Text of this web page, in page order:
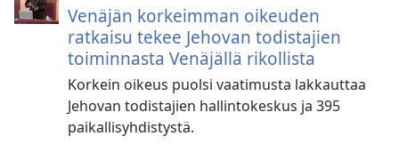
Venäjän korkeimman oikeuden
ratkaisu tekee Jehovan todistajien
toiminnasta Venäjällä rikollista
Korkein oikeus puolsi vaatimusta lakkauttaa
Jehovan todistajien hallintokeskus ja 395
paikallisyhdistystä.